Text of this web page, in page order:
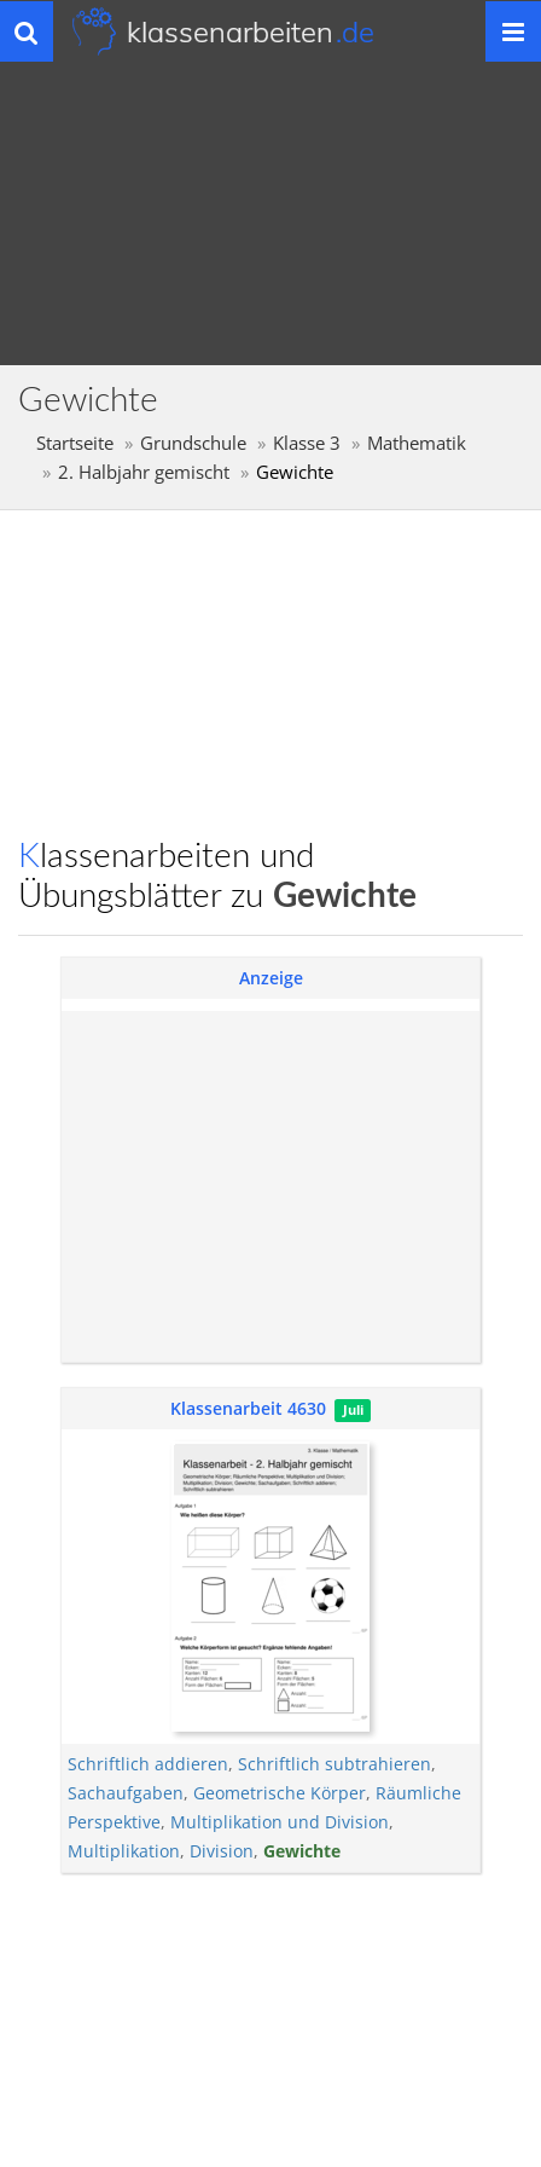
Toggle
navigation
klassenarbeiten.de
Gewichte
Startseite Grundschule Klasse 3
Mathematik
2. Halbjahr gemischt
Gewichte
Klassenarbeiten und
Übungsblätter zu Gewichte
Anzeige
Klassenarbeit 4630 Juli
Schriftlich addieren, Schriftlich subtrahieren,
Sachaufgaben, Geometrische Körper, Räumliche
Perspektive, Multiplikation und Division,
Multiplikation, Division, Gewichte